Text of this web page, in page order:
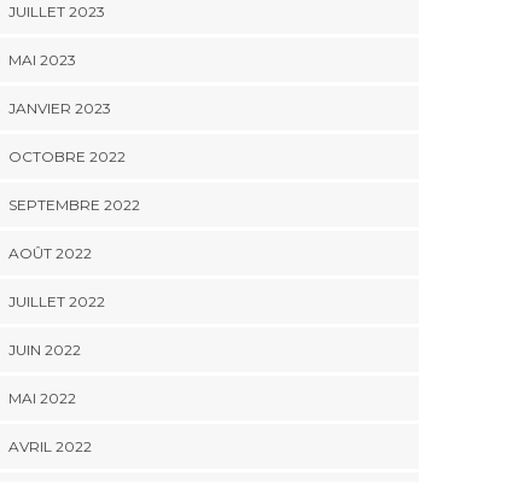
JUILLET 2023
MAI 2023
JANVIER 2023
OCTOBRE 2022
SEPTEMBRE 2022
AOÛT 2022
JUILLET 2022
JUIN 2022
MAI 2022
AVRIL 2022